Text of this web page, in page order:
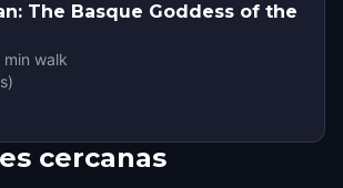
The Basque Goddess of the
min walk
)
cercanas